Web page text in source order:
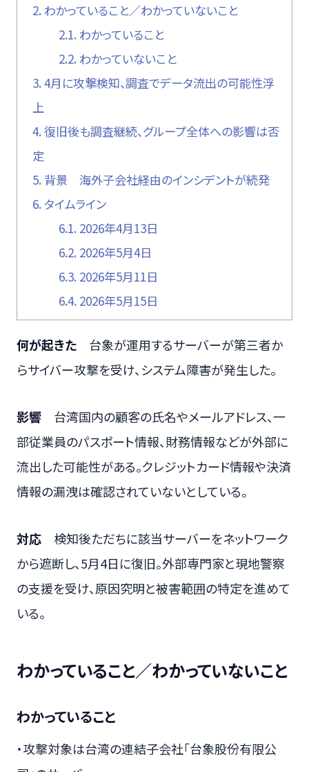
2. わかっていること／わかっていないこと
2.1. わかっていること
2.2. わかっていないこと
3. 4月に攻撃検知、調査でデータ流出の可能性浮
上
4. 復旧後も調査継続、グループ全体への影響は否
定
5. 背景 海外子会社経由のインシデントが続発
6. タイムライン
6.1. 2026年4月13日
6.2. 2026年5月4日
6.3. 2026年5月11日
6.4. 2026年5月15日
何が起きた 台象が運用するサーバーが第三者か
らサイバー攻撃を受け、システム障害が発生した。
影響 台湾国内の顧客の氏名やメールアドレス、一
部従業員のパスポート情報、財務情報などが外部に
流出した可能性がある。クレジットカード情報や決済
情報の漏洩は確認されていないとしている。
対応 検知後ただちに該当サーバーをネットワーク
から遮断し、5月4日に復旧。外部専門家と現地警察
の支援を受け、原因究明と被害範囲の特定を進めて
いる。
わかっていること／わかっていないこと
わかっていること
・攻撃対象は台湾の連結子会社「台象股份有限公